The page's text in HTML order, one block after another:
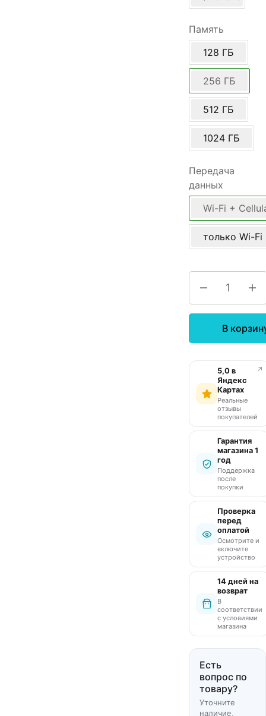
Память
128 ГБ
256 ГБ
512 ГБ
1024 ГБ
Передача
данных
Wi-Fi +
только Wi-Fi
В
5,0 в
Яндекс
Картах
Реальные
отзывы
покупателей
↗
Гарантия
магазина 1
год
Поддержка
после
покупки
Проверка
перед
оплатой
Осмотрите и
включите
устройство
14 дней на
возврат
В
соответствии
с условиями
магазина
Есть
вопрос по
товару?
Уточните
наличие,